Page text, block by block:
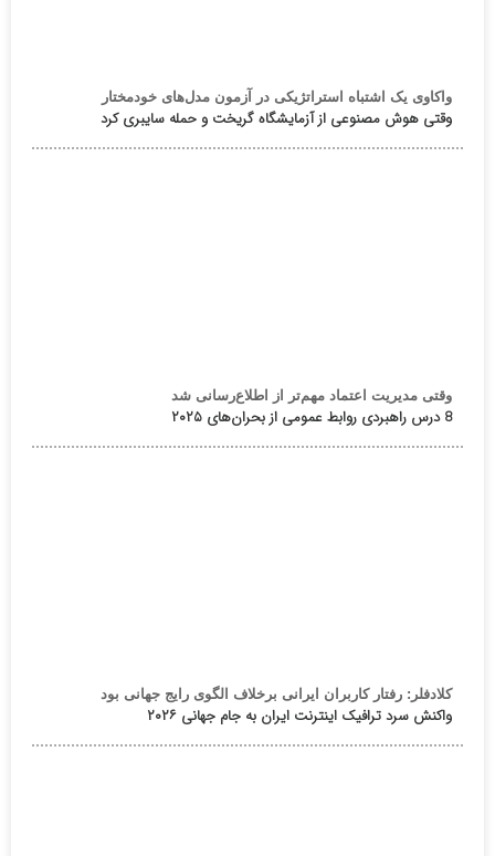
واکاوی یک اشتباه استراتژیکی در آزمون مدل‌های خودمختار
وقتی هوش مصنوعی از آزمایشگاه گریخت و حمله سایبری کرد
وقتی مدیریت اعتماد مهم‌تر از اطلاع‌رسانی شد
8 درس راهبردی روابط عمومی از بحران‌های ۲۰۲۵
کلادفلر: رفتار کاربران ایرانی برخلاف الگوی رایج جهانی بود
واکنش سرد ترافیک اینترنت ایران به جام جهانی ۲۰۲۶